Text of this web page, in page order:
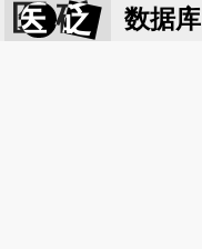
医 砭 数据库